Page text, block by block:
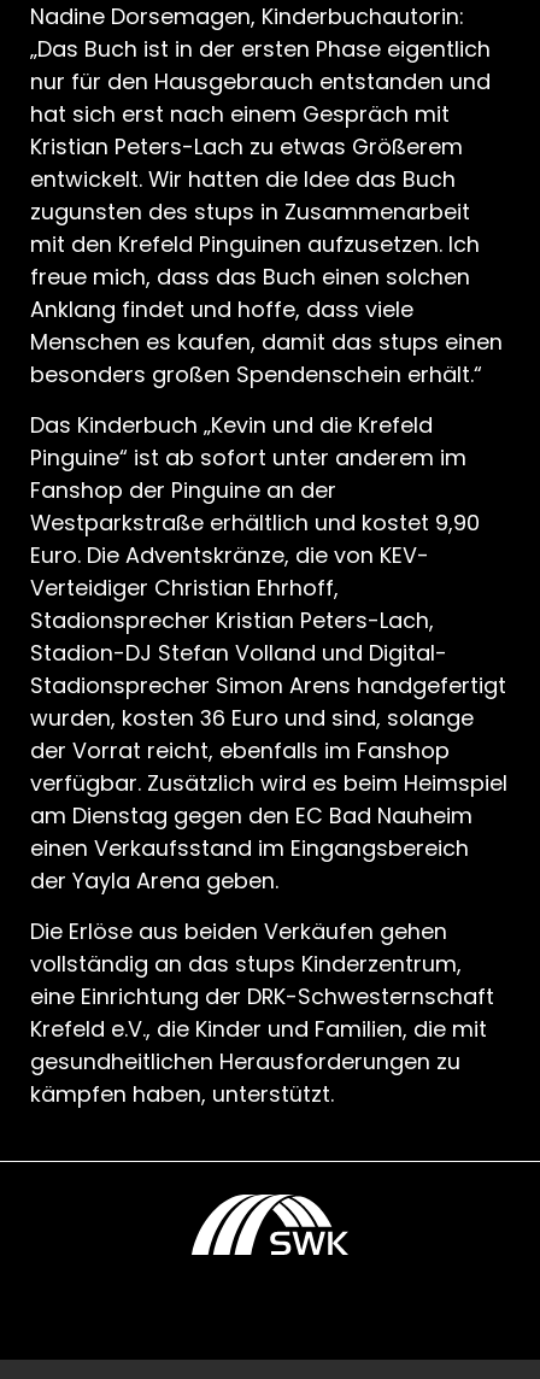
Nadine Dorsemagen, Kinderbuchautorin:
„Das Buch ist in der ersten Phase eigentlich
nur für den Hausgebrauch entstanden und
hat sich erst nach einem Gespräch mit
Kristian Peters-Lach zu etwas Größerem
entwickelt. Wir hatten die Idee das Buch
zugunsten des stups in Zusammenarbeit
mit den Krefeld Pinguinen aufzusetzen. Ich
freue mich, dass das Buch einen solchen
Anklang findet und hoffe, dass viele
Menschen es kaufen, damit das stups einen
besonders großen Spendenschein erhält.“
Das Kinderbuch „Kevin und die Krefeld
Pinguine“ ist ab sofort unter anderem im
Fanshop der Pinguine an der
Westparkstraße erhältlich und kostet 9,90
Euro. Die Adventskränze, die von KEV-
Verteidiger Christian Ehrhoff,
Stadionsprecher Kristian Peters-Lach,
Stadion-DJ Stefan Volland und Digital-
Stadionsprecher Simon Arens handgefertigt
wurden, kosten 36 Euro und sind, solange
der Vorrat reicht, ebenfalls im Fanshop
verfügbar. Zusätzlich wird es beim Heimspiel
am Dienstag gegen den EC Bad Nauheim
einen Verkaufsstand im Eingangsbereich
der Yayla Arena geben.
Die Erlöse aus beiden Verkäufen gehen
vollständig an das stups Kinderzentrum,
eine Einrichtung der DRK-Schwesternschaft
Krefeld e.V., die Kinder und Familien, die mit
gesundheitlichen Herausforderungen zu
kämpfen haben, unterstützt.